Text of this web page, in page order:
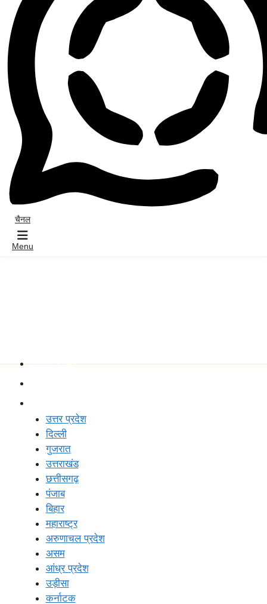
चैनल
Menu
ताजा खबर
उत्तर प्रदेश
दिल्ली
गुजरात
उत्तराखंड
छत्तीसगढ़
पंजाब
बिहार
महाराष्ट्र
अरुणाचल प्रदेश
असम
आंध्र प्रदेश
उड़ीसा
कर्नाटक